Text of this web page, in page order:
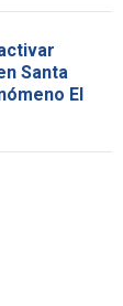
Santa
El